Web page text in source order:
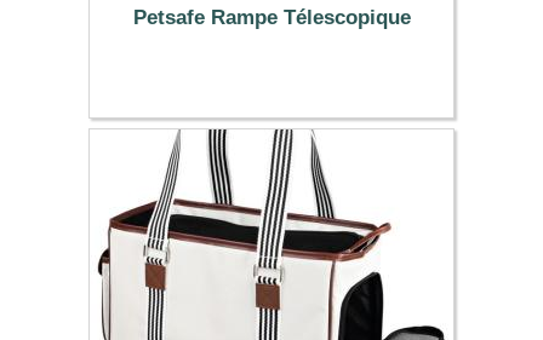
Petsafe Rampe Télescopique
149.99 €